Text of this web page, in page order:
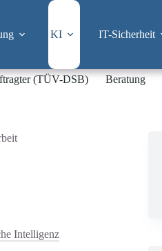
KI IT-Sicherheit
(TÜV-DSB) Beratung
Intelligenz